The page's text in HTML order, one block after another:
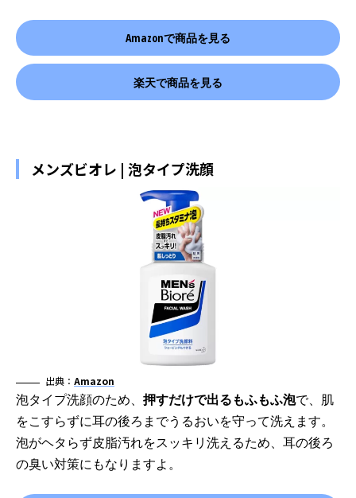
Amazonで商品を見る
楽天で商品を見る
メンズビオレ | 泡タイプ洗顔
出典： Amazon
泡タイプ洗顔のため、 押すだけで出るもふもふ泡で、肌
をこすらずに耳の後ろまでうるおいを守って洗えます。
泡がヘタらず皮脂汚れをスッキリ洗えるため、耳の後ろ
の臭い対策にもなりますよ。